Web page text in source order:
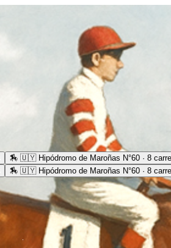
🏇 🇺🇾 Hipódromo de Maroñas N°60 · 8
🏇 🇺🇾 Hipódromo de Maroñas N°60 · 8